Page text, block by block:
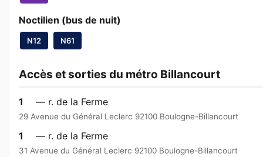
Noctilien (bus de nuit)
N12 N61
Accès et sorties du métro Billancourt
1 — r. de la Ferme
29 Avenue du Général Leclerc 92100 Boulogne-Billancourt
1 — r. de la Ferme
31 Avenue du Général Leclerc 92100 Boulogne-Billancourt